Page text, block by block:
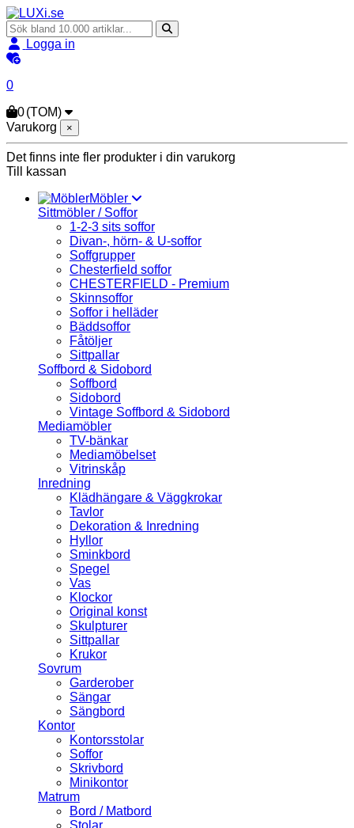
Logga in
0
0(TOM)
Varukorg
×
Det finns inte fler produkter i din varukorg
Till kassan
Möbler
Sittmöbler / Soffor
1-2-3 sits soffor
Divan-, hörn- & U-soffor
Soffgrupper
Chesterfield soffor
CHESTERFIELD - Premium
Skinnsoffor
Soffor i helläder
Bäddsoffor
Fåtöljer
Sittpallar
Soffbord & Sidobord
Soffbord
Sidobord
Vintage Soffbord & Sidobord
Mediamöbler
TV-bänkar
Mediamöbelset
Vitrinskåp
Inredning
Klädhängare & Väggkrokar
Tavlor
Dekoration & Inredning
Hyllor
Sminkbord
Spegel
Vas
Klockor
Original konst
Skulpturer
Sittpallar
Krukor
Sovrum
Garderober
Sängar
Sängbord
Kontor
Kontorsstolar
Soffor
Skrivbord
Minikontor
Matrum
Bord / Matbord
Stolar